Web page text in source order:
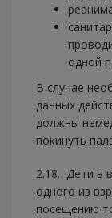
одной
В случае
данных
должны
покинуть
2.18. Дети в
одного из
посещению